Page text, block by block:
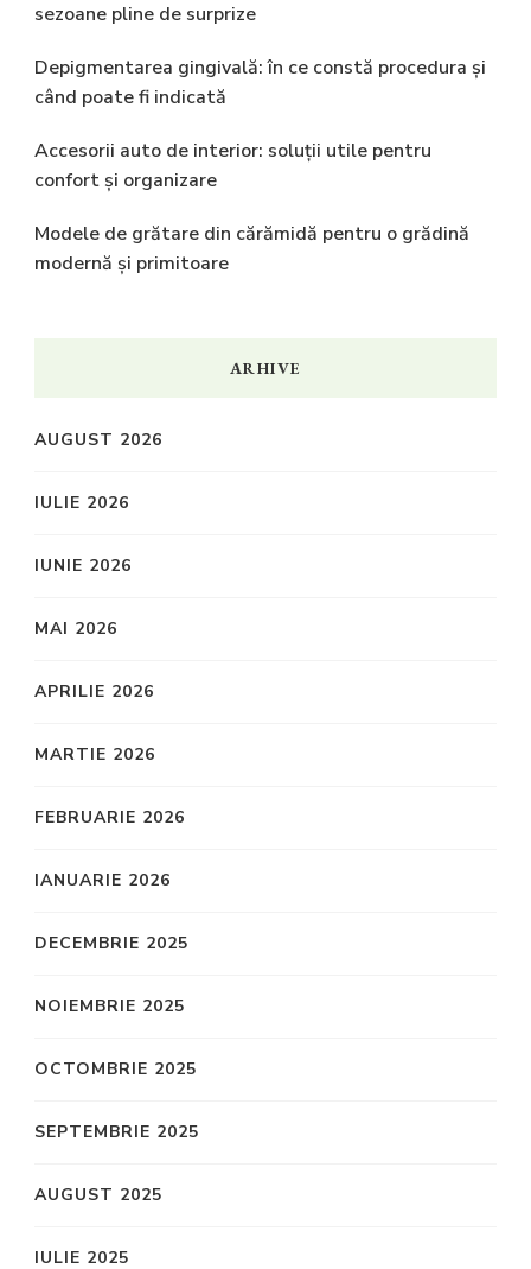
sezoane pline de surprize
Depigmentarea gingivală: în ce constă procedura și
când poate fi indicată
Accesorii auto de interior: soluții utile pentru
confort și organizare
Modele de grătare din cărămidă pentru o grădină
modernă și primitoare
ARHIVE
AUGUST 2026
IULIE 2026
IUNIE 2026
MAI 2026
APRILIE 2026
MARTIE 2026
FEBRUARIE 2026
IANUARIE 2026
DECEMBRIE 2025
NOIEMBRIE 2025
OCTOMBRIE 2025
SEPTEMBRIE 2025
AUGUST 2025
IULIE 2025